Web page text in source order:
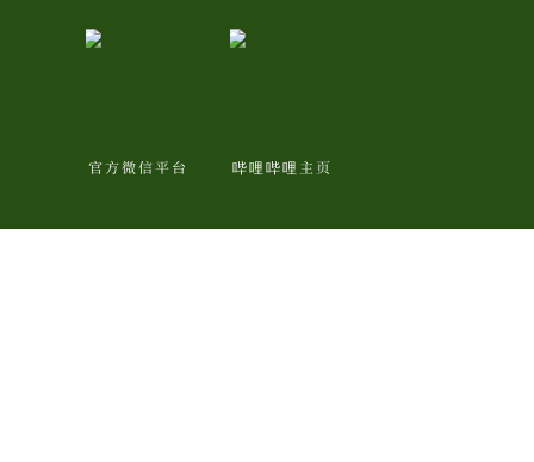
官方微信平台 哔哩哔哩主页